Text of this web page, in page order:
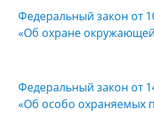
Федеральный закон от
«Об охране
Федеральный закон от
«Об особо охраняемых